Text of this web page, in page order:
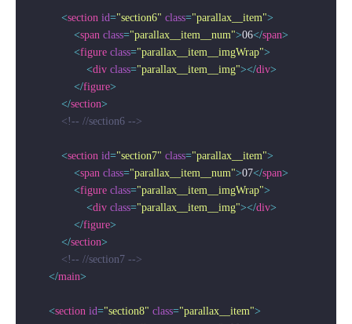
<section id="section6" class="parallax__item">
<span class="parallax__item__num">06</span>
<figure class="parallax__item__imgWrap">
<div class="parallax__item__img"></div>
</figure>
</section>
<!-- //section6 -->
<section id="section7" class="parallax__item">
<span class="parallax__item__num">07</span>
<figure class="parallax__item__imgWrap">
<div class="parallax__item__img"></div>
</figure>
</section>
<!-- //section7 -->
</main>
<section id="section8" class="parallax__item">